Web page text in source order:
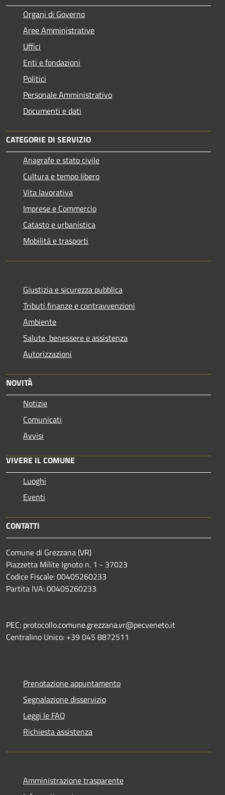
Organi di Governo
Aree Amministrative
Uffici
Enti e fondazioni
Politici
Personale Amministrativo
Documenti e dati
CATEGORIE DI SERVIZIO
Anagrafe e stato civile
Cultura e tempo libero
Vita lavorativa
Imprese e Commercio
Catasto e urbanistica
Mobilità e trasporti
Giustizia e sicurezza pubblica
Tributi,finanze e contravvenzioni
Ambiente
Salute, benessere e assistenza
Autorizzazioni
NOVITÀ
Notizie
Comunicati
Avvisi
VIVERE IL COMUNE
Luoghi
Eventi
CONTATTI
Comune di Grezzana (VR)
Piazzetta Milite Ignoto n. 1 - 37023
Codice Fiscale: 00405260233
Partita IVA: 00405260233
PEC: protocollo.comune.grezzana.vr@pecveneto.it
Centralino Unico: +39 045 8872511
Prenotazione appuntamento
Segnalazione disservizio
Leggi le FAQ
Richiesta assistenza
Amministrazione trasparente